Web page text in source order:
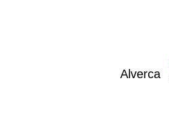
Alverca